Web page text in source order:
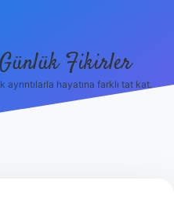
Günlük Fikirler
ayrıntılarla hayatına farklı tat kat.